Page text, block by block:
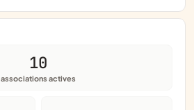
10
associations actives